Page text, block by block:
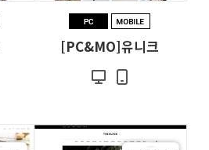
[PC&MO]유니크